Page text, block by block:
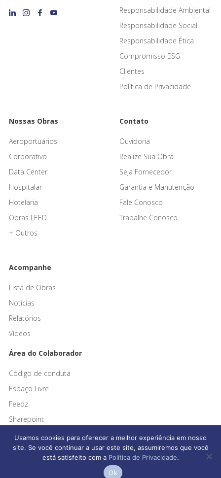
Responsabilidade Ambiental
Responsabilidade Social
Responsabilidade Ética
Compromisso ESG
Clientes
Política de Privacidade
Nossas Obras
Aeroportuários
Corporativo
Data Center
Hospitalar
Hotelaria
Obras LEED
+ Outros
Contato
Ouvidoria
Realize Sua Obra
Seja Fornecedor
Garantia e Manutenção
Fale Conosco
Trabalhe Conosco
Acompanhe
Lista de Obras
Notícias
Relatórios
Vídeos
Área do Colaborador
Código de conduta
Espaço Livre
Feedz
Sharepoint
Afonso França Engenharia © 2026 Todos os direitos reservados
Usamos cookies para oferecer a melhor experiência em nosso
site. Se você continuar a usar este site, assumiremos que você
está satisfeito com a Política de Privacidade.
Ok